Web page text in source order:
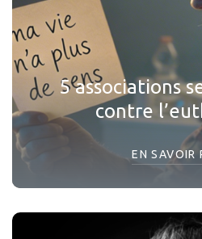
5 associations
contre
EN SAVOIR